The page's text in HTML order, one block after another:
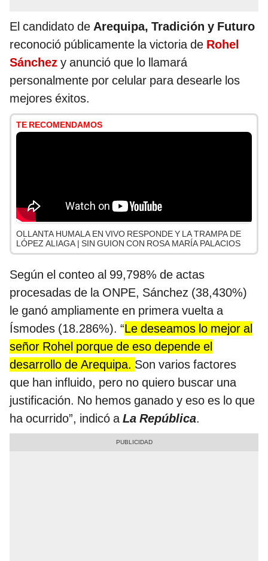
El candidato de Arequipa, Tradición y Futuro
reconoció públicamente la victoria de Rohel
Sánchez y anunció que lo llamará
personalmente por celular para desearle los
mejores éxitos.
TE RECOMENDAMOS
OLLANTA HUMALA EN VIVO RESPONDE Y LA TRAMPA DE
LÓPEZ ALIAGA | SIN GUION CON ROSA MARÍA PALACIOS
Según el conteo al 99,798% de actas
procesadas de la ONPE, Sánchez (38,430%)
le ganó ampliamente en primera vuelta a
Ísmodes (18.286%). “Le deseamos lo mejor al
señor Rohel porque de eso depende el
desarrollo de Arequipa. Son varios factores
que han influido, pero no quiero buscar una
justificación. No hemos ganado y eso es lo que
ha ocurrido”, indicó aLa República.